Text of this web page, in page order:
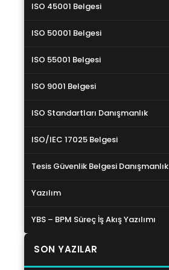
ISO 45001 Belgesi
ISO 50001 Belgesi
ISO 55001 Belgesi
ISO 9001 Belgesi
ISO Standartları Danışmanlık
ISO/IEC 17025 Belgesi
Tesis Güvenlik Belgesi Danışmanlık
Yazılım
YBS – BPM Süreç İş Akış Yazılımı
SON YAZILAR